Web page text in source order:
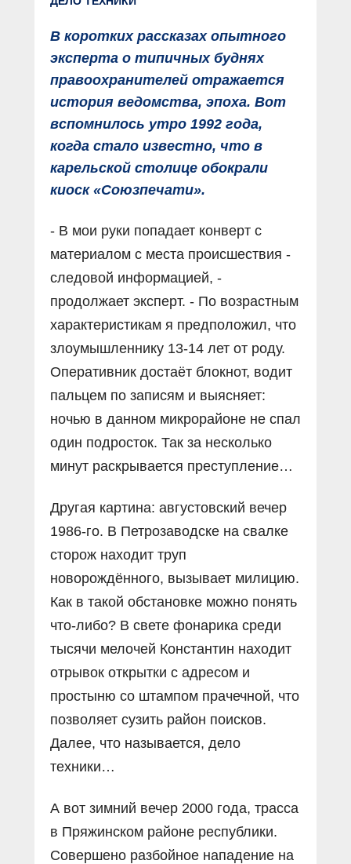
В коротких рассказах опытного
эксперта о типичных буднях
правоохранителей отражается
история ведомства, эпоха. Вот
вспомнилось утро 1992 года,
когда стало известно, что в
карельской столице обокрали
киоск «Союзпечати».
- В мои руки попадает конверт с
материалом с места происшествия -
следовой информацией, -
продолжает эксперт. - По возрастным
характеристикам я предположил, что
злоумышленнику 13-14 лет от роду.
Оперативник достаёт блокнот, водит
пальцем по записям и выясняет:
ночью в данном микрорайоне не спал
один подросток. Так за несколько
минут раскрывается преступление…
Другая картина: августовский вечер
1986-го. В Петрозаводске на свалке
сторож находит труп
новорождённого, вызывает милицию.
Как в такой обстановке можно понять
что-либо? В свете фонарика среди
тысячи мелочей Константин находит
отрывок открытки с адресом и
простыню со штампом прачечной, что
позволяет сузить район поисков.
Далее, что называется, дело
техники…
А вот зимний вечер 2000 года, трасса
в Пряжинском районе республики.
Совершено разбойное нападение на